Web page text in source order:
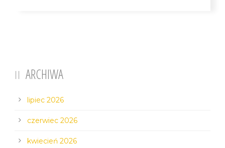
ARCHIWA
lipiec 2026
czerwiec 2026
kwiecień 2026